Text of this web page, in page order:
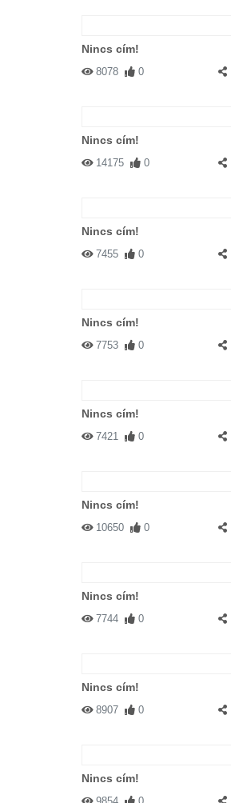
Nincs cím!
8078 0
Nincs cím!
14175 0
Nincs cím!
7455 0
Nincs cím!
7753 0
Nincs cím!
7421 0
Nincs cím!
10650 0
Nincs cím!
7744 0
Nincs cím!
8907 0
Nincs cím!